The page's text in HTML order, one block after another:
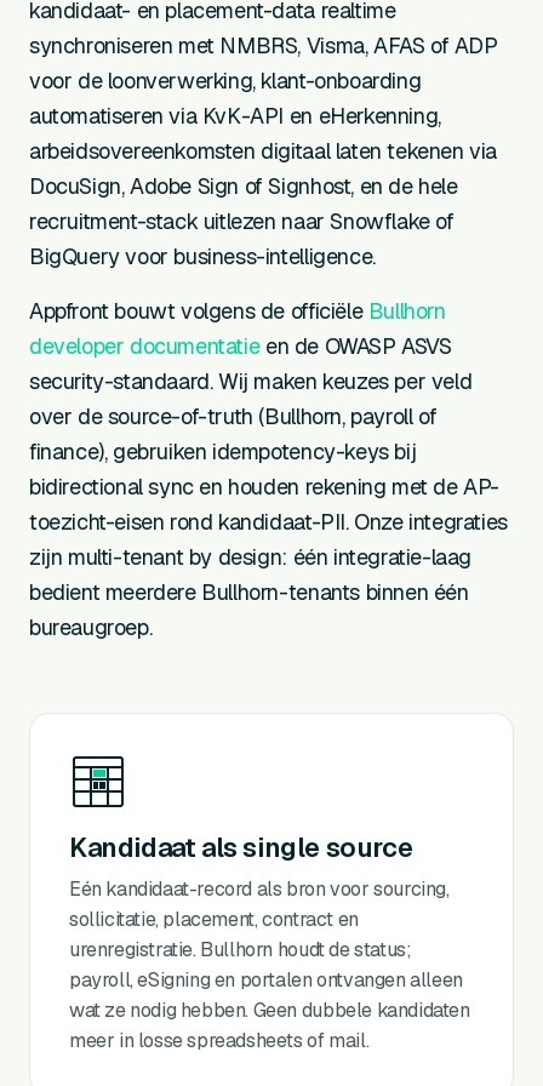
kandidaat- en placement-data realtime
synchroniseren met NMBRS, Visma, AFAS of ADP
voor de loonverwerking, klant-onboarding
automatiseren via KvK-API en eHerkenning,
arbeidsovereenkomsten digitaal laten tekenen via
DocuSign, Adobe Sign of Signhost, en de hele
recruitment-stack uitlezen naar Snowflake of
BigQuery voor business-intelligence.
Appfront bouwt volgens de officiële Bullhorn
developer documentatieen de OWASP ASVS
security-standaard. Wij maken keuzes per veld
over de source-of-truth (Bullhorn, payroll of
finance), gebruiken idempotency-keys bij
bidirectional sync en houden rekening met de AP-
toezicht-eisen rond kandidaat-PII. Onze integraties
zijn multi-tenant by design: één integratie-laag
bedient meerdere Bullhorn-tenants binnen één
bureaugroep.
Kandidaat als single source
Eén kandidaat-record als bron voor sourcing,
sollicitatie, placement, contract en
urenregistratie. Bullhorn houdt de status;
payroll, eSigning en portalen ontvangen alleen
wat ze nodig hebben. Geen dubbele kandidaten
meer in losse spreadsheets of mail.